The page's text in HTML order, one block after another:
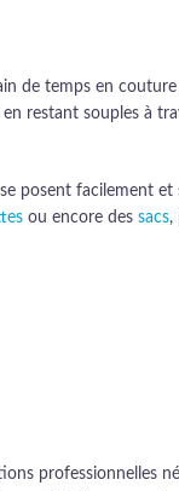
de temps en
restant souples à
posent facilement
ou encore des sacs,
professionnelles